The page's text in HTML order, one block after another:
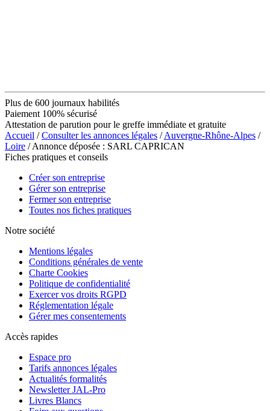
Plus de 600 journaux habilités
Paiement 100% sécurisé
Attestation de parution pour le greffe immédiate et gratuite
Accueil /Consulter les annonces légales /Auvergne-Rhône-Alpes /
Loire / Annonce déposée : SARL CAPRICAN
Fiches pratiques et conseils
Créer son entreprise
Gérer son entreprise
Fermer son entreprise
Toutes nos fiches pratiques
Notre société
Mentions légales
Conditions générales de vente
Charte Cookies
Politique de confidentialité
Exercer vos droits RGPD
Réglementation légale
Gérer mes consentements
Accès rapides
Espace pro
Tarifs annonces légales
Actualités formalités
Newsletter JAL-Pro
Livres Blancs